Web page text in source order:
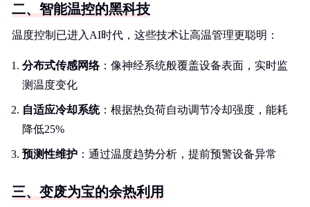
二、智能温控的黑科技
温度控制已进入AI时代，这些技术让高温管理更聪明：
分布式传感网络：像神经系统般覆盖设备表面，实时监
测温度变化
自适应冷却系统：根据热负荷自动调节冷却强度，能耗
降低25%
预测性维护 ：通过温度趋势分析，提前预警设备异常
三、变废为宝的余热利用